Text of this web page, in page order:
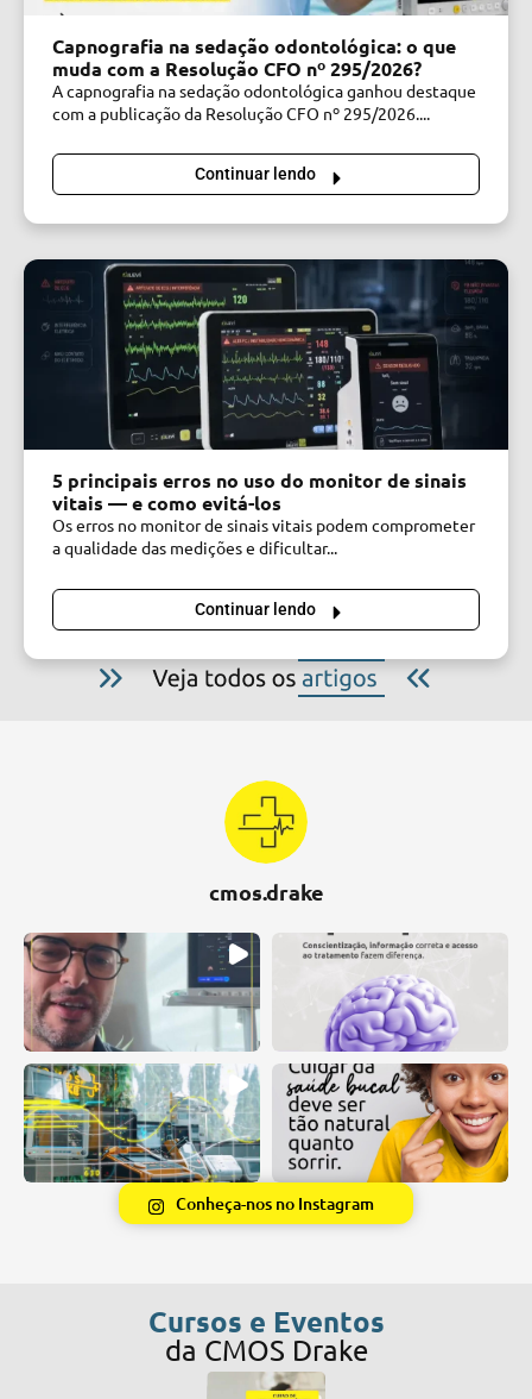
Capnografia na sedação odontológica: o que
muda com a Resolução CFO nº 295/2026?
A capnografia na sedação odontológica ganhou destaque
com a publicação da Resolução CFO nº 295/2026....
Continuar lendo
5 principais erros no uso do monitor de sinais
vitais — e como evitá-los
Os erros no monitor de sinais vitais podem comprometer
a qualidade das medições e dificultar...
Continuar lendo
cmos.drake
Conheça-nos no Instagram
Cursos e Eventos
da CMOS Drake